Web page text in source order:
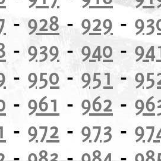
- 928 - 929 -
- 939 - 940 -
- 950 - 951 -
- 961 - 962 -
- 972 - 973 -